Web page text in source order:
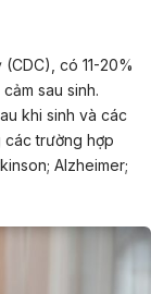
có 11-20%
sau sinh.
khi sinh và các
các trường hợp
Alzheimer;